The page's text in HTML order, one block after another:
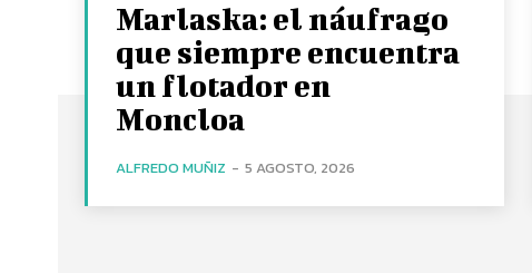
Marlaska: el náufrago
que siempre encuentra
un flotador en
Moncloa
ALFREDO MUÑIZ - 5 AGOSTO, 2026